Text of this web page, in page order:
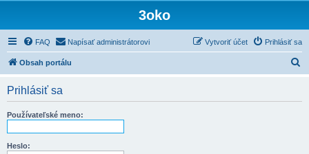
3oko
FAQ Napísať administrátorovi Prihlásiť sa
Vytvoriť účet
Obsah portálu
Prihlásiť sa
Používateľské meno:
Heslo: